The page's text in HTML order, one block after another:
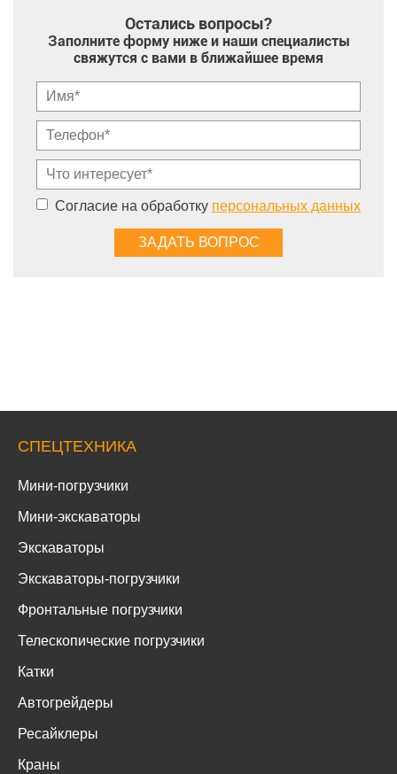
Остались вопросы?
Заполните форму ниже и наши специалисты
свяжутся с вами в ближайшее время
Согласие на обработку персональных данных
СПЕЦТЕХНИКА
Мини-погрузчики
Мини-экскаваторы
Экскаваторы
Экскаваторы-погрузчики
Фронтальные погрузчики
Телескопические погрузчики
Катки
Автогрейдеры
Ресайклеры
Краны